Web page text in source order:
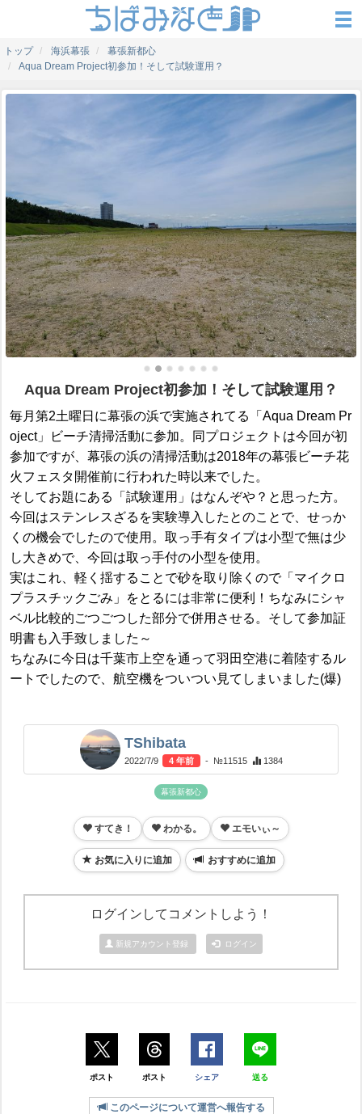
トップ 海浜幕張
幕張新都心
Aqua Dream Project初参加！そして試験運用？
Aqua Dream Project初参加！そして試験運用？
毎月第2土曜日に幕張の浜で実施されてる「Aqua Dream Pr
oject」ビーチ清掃活動に参加。同プロジェクトは今回が初
参加ですが、幕張の浜の清掃活動は2018年の幕張ビーチ花
火フェスタ開催前に行われた時以来でした。
そしてお題にある「試験運用」はなんぞや？と思った方。
今回はステンレスざるを実験導入したとのことで、せっか
くの機会でしたので使用。取っ手有タイプは小型で無は少
し大きめで、今回は取っ手付の小型を使用。
実はこれ、軽く揺することで砂を取り除くので「マイクロ
プラスチックごみ」をとるには非常に便利！ちなみにシャ
ベル比較的ごつごつした部分で併用させる。そして参加証
明書も入手致しました～
ちなみに今日は千葉市上空を通って羽田空港に着陸するル
ートでしたので、航空機をついつい見てしまいました(爆)
TShibata
2022/7/9 4 年前 - №11515 1384
幕張新都心
すてき！ わかる。 エモいぃ～
お気に入りに追加 おすすめに追加
ログインしてコメントしよう！
新規アカウント登録 ログイン
ポスト ポスト シェア 送る
このページについて運営へ報告する